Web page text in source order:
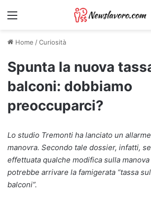
Menu
Home /Curiosità
Spunta la nuova
balconi: dobbiamo
preoccuparci?
Lo studio Tremonti ha lanciato un
manovra. Secondo tale dossier, infatti,
effettuata qualche modifica sulla manova
potrebbe arrivare la famigerata “tassa
balconi”.